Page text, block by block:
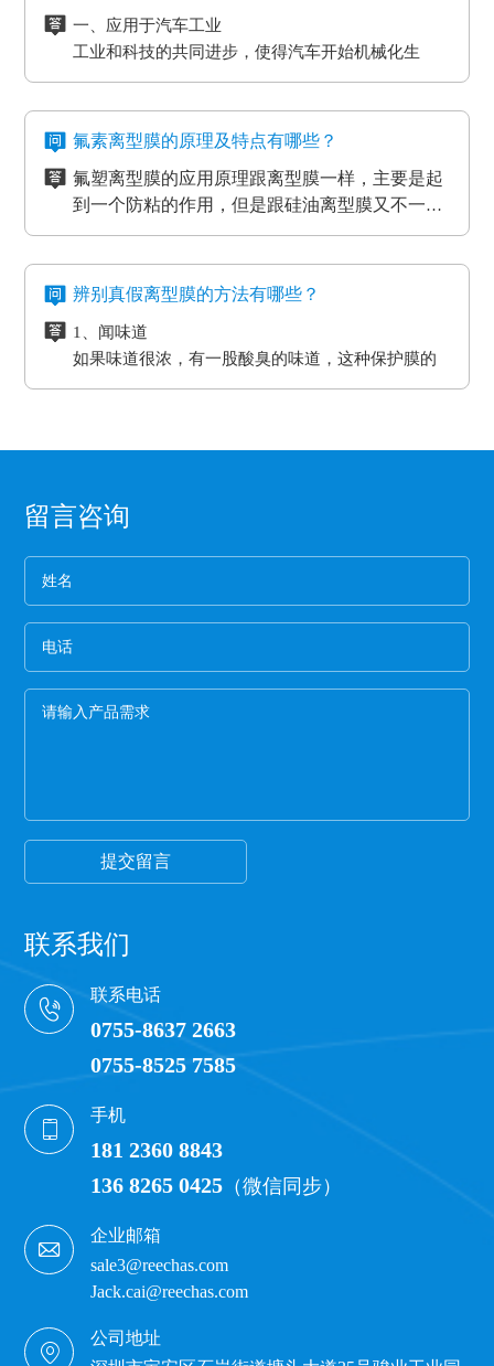
要求。
高分子材料在耐温性的同时还要考虑到耐化学试剂
应等。
所以要想得到物美价廉的离型膜，就要对多个品
牌的产品进行比较，在材质、工艺、质量等方面
都相同的情况下选择性价比最高的离型膜。
三、看使用情况
购买离型膜的目的是为了发挥其性能，满足使用
需求。质量再好的离型膜若使用在不正确的地
方，其性能也不能得到更好的发挥。
四、看生产厂家
一般品牌大、评价高的正规PET离型膜生产厂家
而且生产规模也比较大，因而具有一定的基础
性、技术性和规模性。
五、看产品价格
不同品牌、不同厂家的PET离型膜在其价格上都
会有些差异，而且国内的与进口的离型膜在其价
格上也会有很大的差异。
六、注意离型膜的使用范围
企业选购离型膜的主要目的就是为了满足产品的
生产需要，所以一定要根据离型膜的使用范围来
进行选择，要确保能够符合企业产品的生产要
一、应用于汽车工业
工业和科技的共同进步，使得汽车开始机械化生
产。在汽车工厂当中，数条流水线之间分布着许许
摩擦和损耗，所以经常会在机器的连接处使用缓冲
机器，减小损耗。
物流装卸货的过程中会格外重视运输货物的完整
能导致物品损坏。而目前市场上最受欢迎的缓冲垫
具有弹性好、质地紧密、耐高温以及抗冲力强的特
点，用在物流装卸平台上可以起到保护货物的作
用。
三、应用于热压机强化过程
想让地板、木门和家具更耐用，就需要使用热压机
强化。而在这个过程中也需要缓冲垫。缓冲垫会装
在模板和热压板之间，起到均匀传递热压板工作温
度和工作压力的作用。而且使用缓冲垫还可以使纸
的效果。另外硅胶缓冲垫还可以保护模板、弥补压
板误差保证热压机的正常工作。
氟素离型膜的原理及特点有哪些？
氟塑离型膜的应用原理跟离型膜一样，主要是起
到一个防粘的作用，但是跟硅油离型膜又不一
样，氟在氟塑离型膜里面是以一种氟化物的形式
在耐高温胶带的基材分很多种（PET,聚酰亚胺）
硅胶的胶水跟硅油离型膜同属矽利康的类别，时
间长了会产生各方面的反应就是贴死。
氟塑离型膜主要应用于高温胶，硅胶双面胶贴
等；模切加工成其它任何形状，用于一些特殊用
氟素离型膜的特点：
耐湿性，防潮、防油，起到产品的隔离作用。
二、良好的耐高温性能、平滑度和强度。
三、氟塑离型膜可以防止预浸料粘连，又可以保
辨别真假离型膜的方法有哪些？
1、闻味道
如果味道很浓，有一股酸臭的味道，这种保护膜的
保持力非常差。
保护膜按照常规就应该卷得整齐，这样的保护膜没
概率非常高,强度差。
膜硬的保护膜一般都比较次，而且由于膜厚，实际
米数会减少。好的保护膜所选用的薄膜都比较柔
联系我们
联系电话
0755-8637 2663
0755-8525 7585
手机
181 2360 8843
136 8265 0425 （微信同步）
企业邮箱
sale3@reechas.com
Jack.cai@reechas.com
公司地址
留言咨询
提交留言